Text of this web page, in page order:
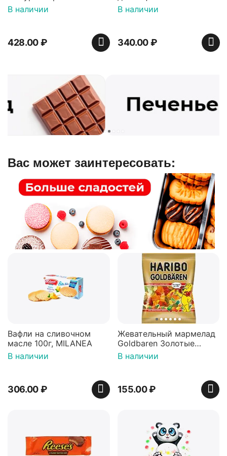
ванили декорированный
900 гр*4 (телевизор)
В наличии
428.00₽
В наличии
340.00₽
Вас может заинтересовать:
Вафли на сливочном
масле 100г, MILANEA
В наличии
306.00₽
Жевательный мармелад
Goldbaren Золотые
мишки 100г, Германия
В наличии
155.00₽